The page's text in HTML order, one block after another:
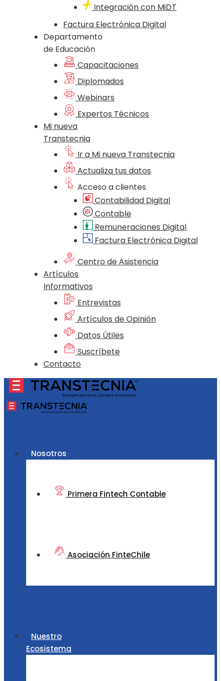
Integración con MiDT
Factura Electrónica Digital
Departamento
de Educación
Capacitaciones
Diplomados
Webinars
Expertos Técnicos
Mi nueva
Transtecnia
Ir a Mi nueva Transtecnia
Actualiza tus datos
Acceso a clientes
Contabilidad Digital
Contable
Remuneraciones Digital
Factura Electrónica Digital
Centro de Asistencia
Artículos
Informativos
Entrevistas
Artículos de Opinión
Datos Útiles
Suscríbete
Contacto
Nosotros
Primera Fintech Contable
Asociación FinteChile
Nuestro
Ecosistema